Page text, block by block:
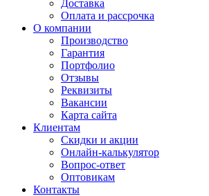
Доставка
Оплата и рассрочка
О компании
Производство
Гарантия
Портфолио
Отзывы
Реквизиты
Вакансии
Карта сайта
Клиентам
Скидки и акции
Онлайн-калькулятор
Вопрос-ответ
Оптовикам
Контакты